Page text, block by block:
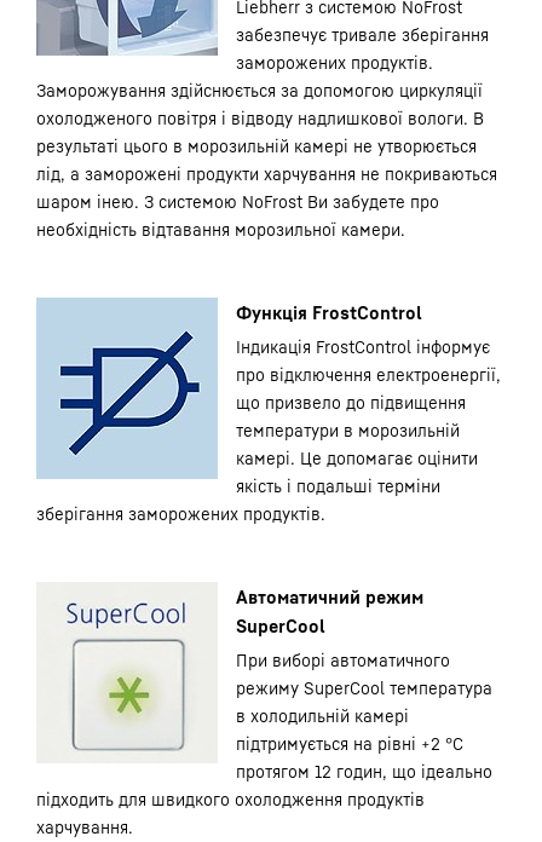
Liebherr з системою NoFrost
забезпечує тривале зберігання
заморожених продуктів.
Заморожування здійснюється за допомогою циркуляції
охолодженого повітря і відводу надлишкової вологи. В
результаті цього в морозильній камері не утворюється
лід, а заморожені продукти харчування не покриваються
шаром інею. З системою NoFrost Ви забудете про
необхідність відтавання морозильної камери.
Функція FrostControl
Індикація FrostControl інформує
про відключення електроенергії,
що призвело до підвищення
температури в морозильній
камері. Це допомагає оцінити
якість і подальші терміни
зберігання заморожених продуктів.
Автоматичний режим
SuperCool
При виборі автоматичного
режиму SuperCool температура
в холодильній камері
підтримується на рівні +2 °С
протягом 12 годин, що ідеально
підходить для швидкого охолодження продуктів
харчування.